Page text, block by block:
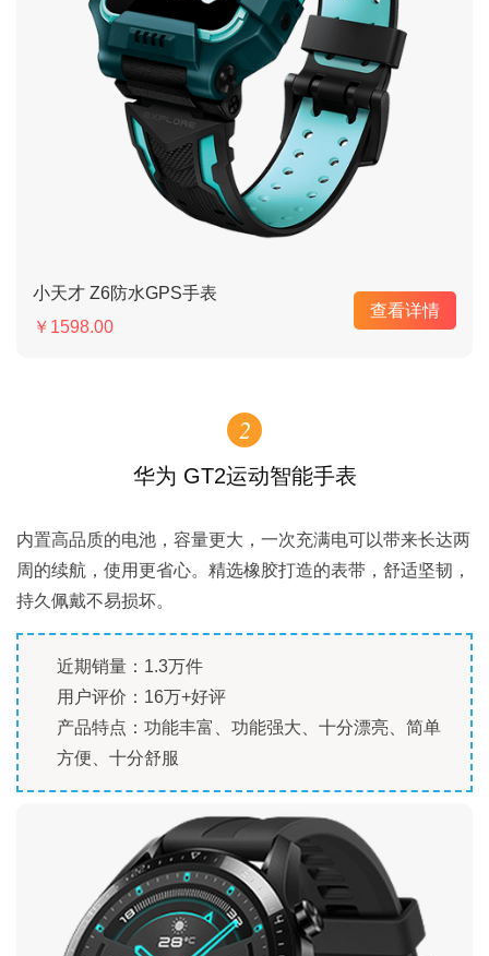
小天才 Z6防水GPS手表
￥1598.00
查看详情
2
华为 GT2运动智能手表
内置高品质的电池，容量更大，一次充满电可以带来长达两
周的续航，使用更省心。精选橡胶打造的表带，舒适坚韧，
持久佩戴不易损坏。
近期销量：1.3万件
用户评价：16万+好评
产品特点：功能丰富、功能强大、十分漂亮、简单
方便、十分舒服